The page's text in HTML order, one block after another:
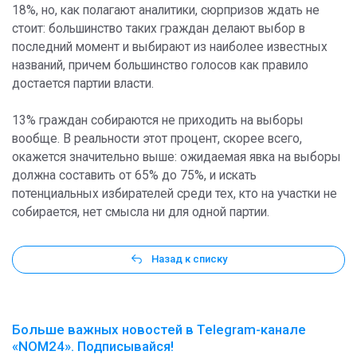
18%, но, как полагают аналитики, сюрпризов ждать не
стоит: большинство таких граждан делают выбор в
последний момент и выбирают из наиболее известных
названий, причем большинство голосов как правило
достается партии власти.
13% граждан собираются не приходить на выборы
вообще. В реальности этот процент, скорее всего,
окажется значительно выше: ожидаемая явка на выборы
должна составить от 65% до 75%, и искать
потенциальных избирателей среди тех, кто на участки не
собирается, нет смысла ни для одной партии.
Назад к списку
Больше важных новостей в Telegram-канале
«NOM24». Подписывайся!